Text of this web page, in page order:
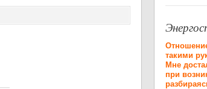
такими
Мне
при